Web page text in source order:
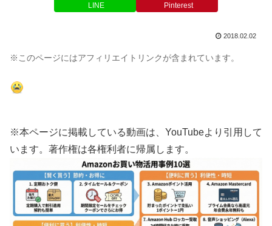
LINE Pinterest
2018.02.02
※このページにはアフィリエイトリンクが含まれています。
※本ページに掲載している動画は、YouTubeより引用して
います。著作権は各権利者に帰属します。